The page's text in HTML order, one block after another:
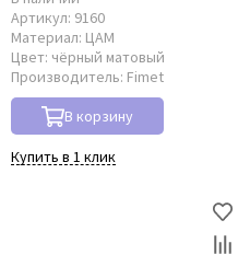
Артикул: 9160
Материал: ЦАМ
Цвет: чёрный матовый
Производитель: Fimet
В корзину
Купить в 1 клик